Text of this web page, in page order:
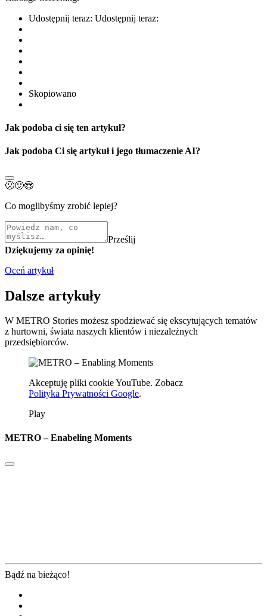
Udostępnij teraz: Udostępnij teraz:
Skopiowano
Jak podoba ci się ten artykuł?
Jak podoba Ci się artykuł i jego tłumaczenie AI?
🙁🙂😍
Co moglibyśmy zrobić lepiej?
Prześlij
Dziękujemy za opinię!
Oceń artykuł
Dalsze artykuły
W METRO Stories możesz spodziewać się ekscytujących tematów
z hurtowni, świata naszych klientów i niezależnych
przedsiębiorców.
Akceptuję pliki cookie YouTube. Zobacz
Polityka Prywatności Google.
Play
METRO – Enabeling Moments
Bądź na bieżąco!